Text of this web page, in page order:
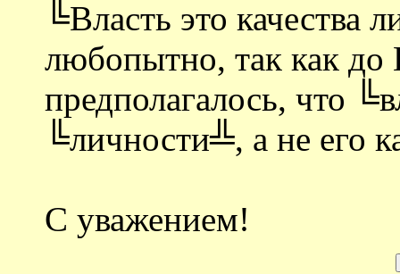
╚Власть это качества
любопытно, так как до
предполагалось, что
╚личности╩, а не его
С уважением!